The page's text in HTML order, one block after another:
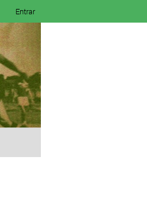
Entrar